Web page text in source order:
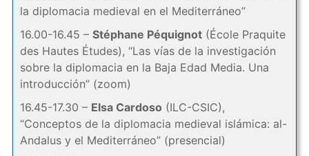
la diplomacia medieval en el Mediterráneo”
16.00-16.45 – Stéphane Péquignot(École Praquite
des Hautes Études), “Las vías de la investigación
sobre la diplomacia en la Baja Edad Media. Una
introducción” (zoom)
16.45-17.30 – Elsa Cardoso (ILC-CSIC),
“Conceptos de la diplomacia medieval islámica: al-
Andalus y el Mediterráneo” (presencial)